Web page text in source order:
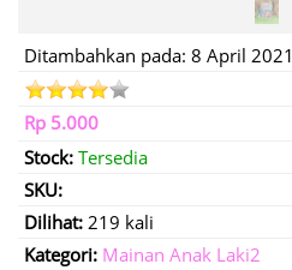
Ditambahkan pada: 8 April 2021
Rp 5.000
Stock: Tersedia
SKU:
Dilihat: 219 kali
Kategori: Mainan Anak Laki2